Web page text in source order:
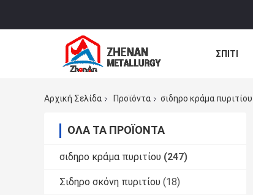
ΣΠΊΤΙ
Αρχική Σελίδα
Προϊόντα σιδηρο κράμα πυριτίου
ΌΛΑ ΤΑ ΠΡΟΪΌΝΤΑ
σιδηρο κράμα πυριτίου (247)
Σιδηρο σκόνη πυριτίου (18)